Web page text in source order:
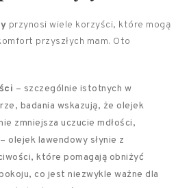
przynosi wiele korzyści, które mogą
przyszłych mam. Oto
– szczególnie istotnych w
badania wskazują, że olejek
zmniejsza uczucie mdłości,
– olejek lawendowy słynie z
które pomagają obniżyć
co jest niezwykle ważne dla